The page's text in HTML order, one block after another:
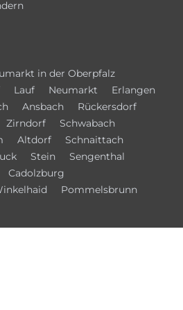
in der Oberpfalz
Lauf Neumarkt
Erlangen
Ansbach
Rückersdorf
Zirndorf
Schwabach
Altdorf
Schnaittach
Stein
Sengenthal
Cadolzburg
Pommelsbrunn